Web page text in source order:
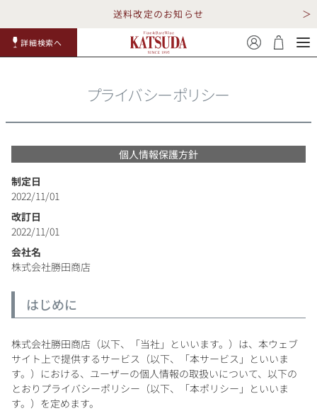
送料改定のお知らせ
詳細検索へ
TOP
キャンペーン
ショッピングガイド
銘柄から探す
プライバシーポリシー
個人情報保護方針
制定日
2022/11/01
改訂日
2022/11/01
会社名
株式会社勝田商店
はじめに
株式会社勝田商店（以下、「当社」といいます。）は、本ウェブ
サイト上で提供するサービス（以下、「本サービス」といいま
す。）における、ユーザーの個人情報の取扱いについて、以下の
とおりプライバシーポリシー（以下、「本ポリシー」といいま
す。）を定めます。